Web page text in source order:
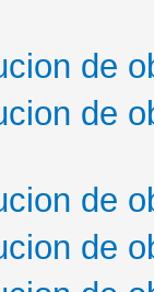
de
de
de
de